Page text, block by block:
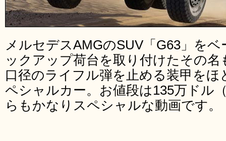
メルセデスAMGのSUV「G63」を
ックアップ荷台を取り付けたその名
口径のライフル弾を止める装甲を
ペシャルカー。お値段は135万ドル
らもかなりスペシャルな動画です。